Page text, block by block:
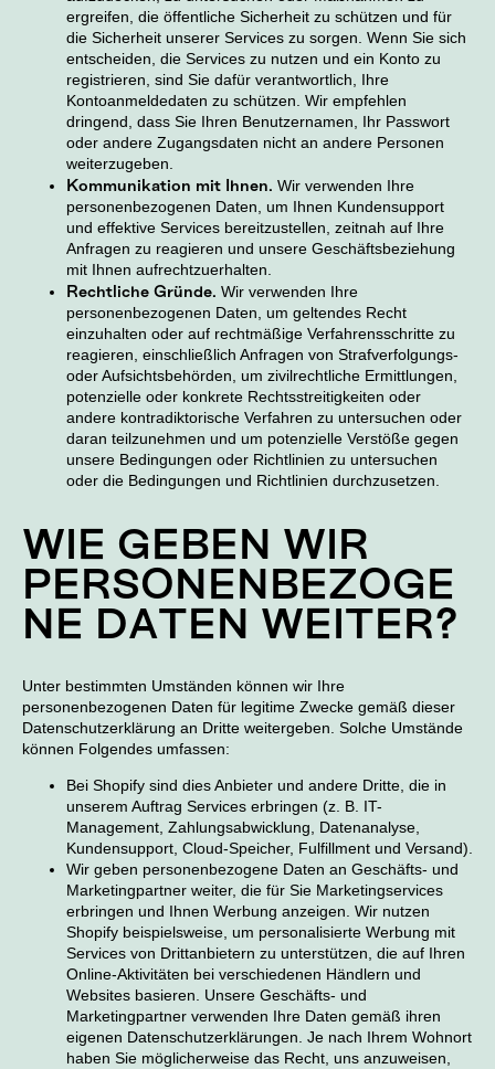
ergreifen, die öffentliche Sicherheit zu schützen und für
die Sicherheit unserer Services zu sorgen. Wenn Sie sich
entscheiden, die Services zu nutzen und ein Konto zu
registrieren, sind Sie dafür verantwortlich, Ihre
Kontoanmeldedaten zu schützen. Wir empfehlen
dringend, dass Sie Ihren Benutzernamen, Ihr Passwort
oder andere Zugangsdaten nicht an andere Personen
weiterzugeben.
Kommunikation mit Ihnen. Wir verwenden Ihre
personenbezogenen Daten, um Ihnen Kundensupport
und effektive Services bereitzustellen, zeitnah auf Ihre
Anfragen zu reagieren und unsere Geschäftsbeziehung
mit Ihnen aufrechtzuerhalten.
Rechtliche Gründe. Wir verwenden Ihre
personenbezogenen Daten, um geltendes Recht
einzuhalten oder auf rechtmäßige Verfahrensschritte zu
reagieren, einschließlich Anfragen von Strafverfolgungs-
oder Aufsichtsbehörden, um zivilrechtliche Ermittlungen,
potenzielle oder konkrete Rechtsstreitigkeiten oder
andere kontradiktorische Verfahren zu untersuchen oder
daran teilzunehmen und um potenzielle Verstöße gegen
unsere Bedingungen oder Richtlinien zu untersuchen
oder die Bedingungen und Richtlinien durchzusetzen.
WIE GEBEN WIR
PERSONENBEZOGE
NE DATEN WEITER?
Unter bestimmten Umständen können wir Ihre
personenbezogenen Daten für legitime Zwecke gemäß dieser
Datenschutzerklärung an Dritte weitergeben. Solche Umstände
können Folgendes umfassen:
Bei Shopify sind dies Anbieter und andere Dritte, die in
unserem Auftrag Services erbringen (z. B. IT-
Management, Zahlungsabwicklung, Datenanalyse,
Kundensupport, Cloud-Speicher, Fulfillment und Versand).
Wir geben personenbezogene Daten an Geschäfts- und
Marketingpartner weiter, die für Sie Marketingservices
erbringen und Ihnen Werbung anzeigen. Wir nutzen
Shopify beispielsweise, um personalisierte Werbung mit
Services von Drittanbietern zu unterstützen, die auf Ihren
Online-Aktivitäten bei verschiedenen Händlern und
Websites basieren. Unsere Geschäfts- und
Marketingpartner verwenden Ihre Daten gemäß ihren
eigenen Datenschutzerklärungen. Je nach Ihrem Wohnort
haben Sie möglicherweise das Recht, uns anzuweisen,